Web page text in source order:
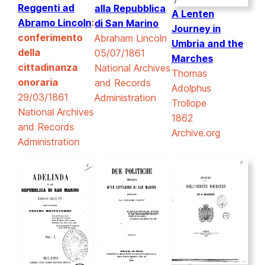
Reggenti ad
Abramo Lincoln:
conferimento
della
cittadinanza
onoraria
29/03/1861
National Archives
and Records
Administration
alla Repubblica
di San Marino
Abraham Lincoln
05/07/1861
National Archives
and Records
Administration
A Lenten
Journey in
Umbria and the
Marches
Thomas
Adolphus
Trollope
1862
Archive.org